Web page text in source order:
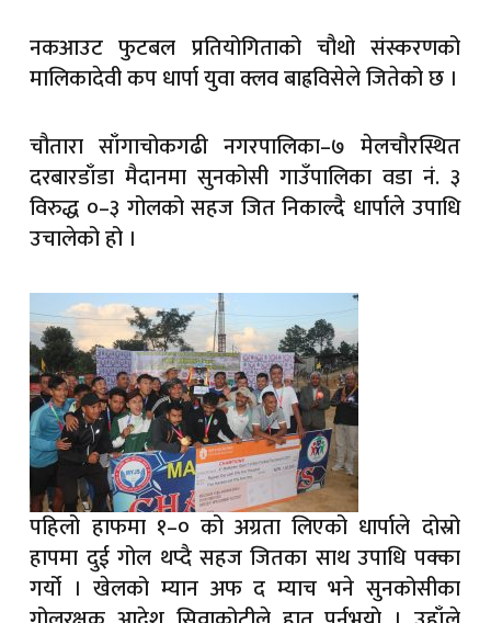
नकआउट फुटबल प्रतियोगिताको चौथो संस्करणको
मालिकादेवी कप धार्पा युवा क्लव बाह्रविसेले जितेको छ ।
चौतारा साँगाचोकगढी नगरपालिका–७ मेलचौरस्थित
दरबारडाँडा मैदानमा सुनकोसी गाउँपालिका वडा नं. ३
विरुद्ध ०–३ गोलको सहज जित निकाल्दै धार्पाले उपाधि
उचालेको हो ।
पहिलो हाफमा १–० को अग्रता लिएको धार्पाले दोस्रो
हापमा दुई गोल थप्दै सहज जितका साथ उपाधि पक्का
गर्यो । खेलको म्यान अफ द म्याच भने सुनकोसीका